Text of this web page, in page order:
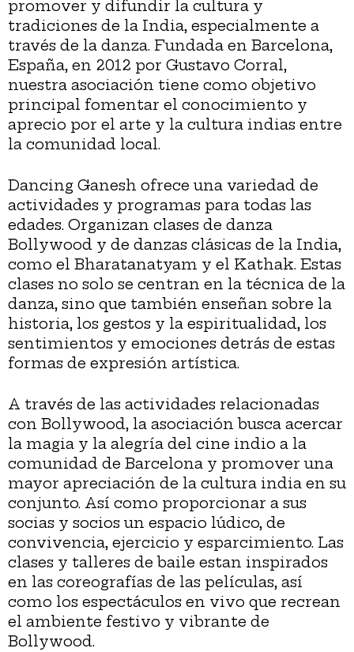
promover y difundir la cultura y
tradiciones de la India, especialmente a
través de la danza. Fundada en Barcelona,
España, en 2012 por Gustavo Corral,
nuestra asociación tiene como objetivo
principal fomentar el conocimiento y
aprecio por el arte y la cultura indias entre
la comunidad local.
Dancing Ganesh ofrece una variedad de
actividades y programas para todas las
edades. Organizan clases de danza
Bollywood y de danzas clásicas de la India,
como el Bharatanatyam y el Kathak. Estas
clases no solo se centran en la técnica de la
danza, sino que también enseñan sobre la
historia, los gestos y la espiritualidad, los
sentimientos y emociones detrás de estas
formas de expresión artística.
A través de las actividades relacionadas
con Bollywood, la asociación busca acercar
la magia y la alegría del cine indio a la
comunidad de Barcelona y promover una
mayor apreciación de la cultura india en su
conjunto. Así como proporcionar a sus
socias y socios un espacio lúdico, de
convivencia, ejercicio y esparcimiento. Las
clases y talleres de baile estan inspirados
en las coreografías de las películas, así
como los espectáculos en vivo que recrean
el ambiente festivo y vibrante de
Bollywood.